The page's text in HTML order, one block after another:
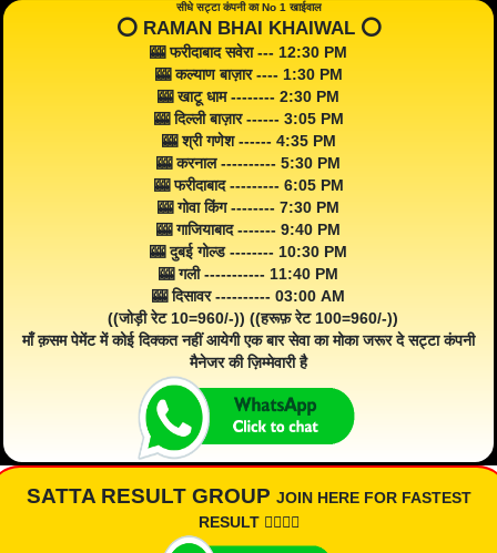
सीधे सट्टा कंपनी का No 1 खाईवाल
⭕️ RAMAN BHAI KHAIWAL ⭕️
🎰 फरीदाबाद सवेरा --- 12:30 PM
🎰 कल्याण बाज़ार ---- 1:30 PM
🎰 खाटू धाम -------- 2:30 PM
🎰 दिल्ली बाज़ार ------ 3:05 PM
🎰 श्री गणेश ------ 4:35 PM
🎰 करनाल ---------- 5:30 PM
🎰 फरीदाबाद --------- 6:05 PM
🎰 गोवा किंग -------- 7:30 PM
🎰 गाजियाबाद ------- 9:40 PM
🎰 दुबई गोल्ड -------- 10:30 PM
🎰 गली ----------- 11:40 PM
🎰 दिसावर ---------- 03:00 AM
((जोड़ी रेट 10=960/-)) ((हरूफ़ रेट 100=960/-))
माँ क़सम पेमेंट में कोई दिक्कत नहीं आयेगी एक बार सेवा का मोका जरूर दे सट्टा कंपनी
मैनेजर की ज़िम्मेवारी है
SATTA RESULT GROUP JOIN HERE FOR FASTEST
RESULT 👇🏾👇🏾